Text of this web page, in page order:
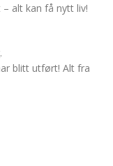
alt kan få nytt liv!
blitt utført! Alt fra